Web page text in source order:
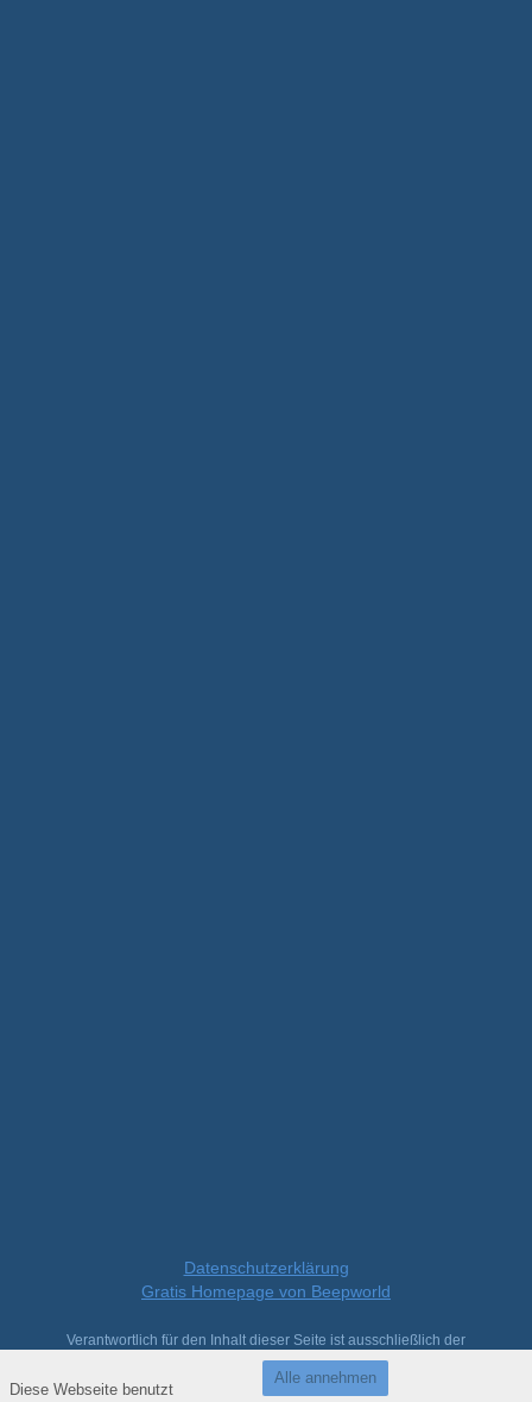
Datenschutzerklärung
Gratis Homepage von Beepworld
Verantwortlich für den Inhalt dieser Seite ist ausschließlich der
Autor dieser Homepage, kontaktierbar überdieses Formular!
Diese Webseite benutzt
Alle annehmen